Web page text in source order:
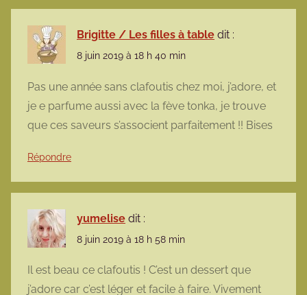
Brigitte / Les filles à table dit :
8 juin 2019 à 18 h 40 min
Pas une année sans clafoutis chez moi, j’adore, et
je e parfume aussi avec la fève tonka, je trouve
que ces saveurs s’associent parfaitement !! Bises
Répondre
yumelise dit :
8 juin 2019 à 18 h 58 min
Il est beau ce clafoutis ! C’est un dessert que
j’adore car c’est léger et facile à faire. Vivement